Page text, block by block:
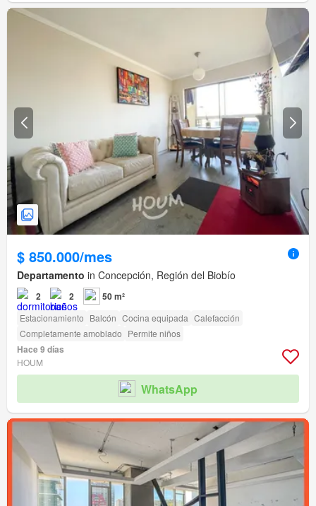
$ 850.000/mes
Departamento in Concepción, Región del Biobío
2 2 50 m²
Estacionamiento Balcón Cocina equipada Calefacción
Completamente amoblado Permite niños
Hace 9 días
HOUM
WhatsApp